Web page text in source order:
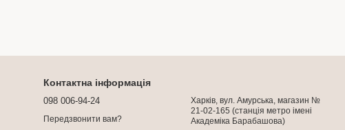
Контактна інформація
098 006-94-24
Передзвонити вам?
Харків, вул. Амурська, магазин №
21-02-165 (станція метро імені
Академіка Барабашова)